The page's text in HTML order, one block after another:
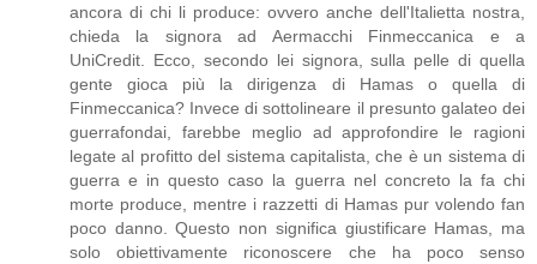
ancora di chi li produce: ovvero anche dell'Italietta nostra,
chieda la signora ad Aermacchi Finmeccanica e a
UniCredit. Ecco, secondo lei signora, sulla pelle di quella
gente gioca più la dirigenza di Hamas o quella di
Finmeccanica? Invece di sottolineare il presunto galateo dei
guerrafondai, farebbe meglio ad approfondire le ragioni
legate al profitto del sistema capitalista, che è un sistema di
guerra e in questo caso la guerra nel concreto la fa chi
morte produce, mentre i razzetti di Hamas pur volendo fan
poco danno. Questo non significa giustificare Hamas, ma
solo obiettivamente riconoscere che ha poco senso